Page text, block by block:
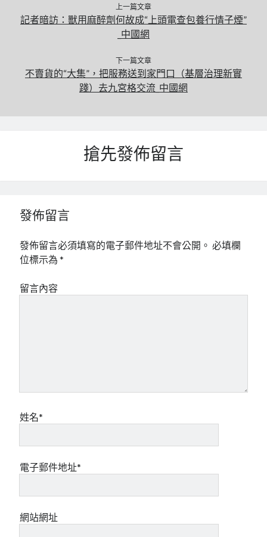
上一篇文章
記者暗訪：獸用麻醉劑何故成“上頭電查包養行情子煙”
_中國網
下一篇文章
不賣貨的“大集”，把服務送到家門口（基層治理新實
踐）去九宮格交流_中國網
搶先發佈留言
發佈留言
發佈留言必須填寫的電子郵件地址不會公開。 必填欄
位標示為*
留言內容
姓名*
電子郵件地址*
網站網址